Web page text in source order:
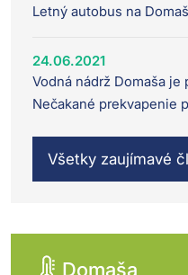
Letný autobus na
24.06.2021
Vodná nádrž Domaša
Nečakané prekvapenie
Všetky zaujímavé
Domaša